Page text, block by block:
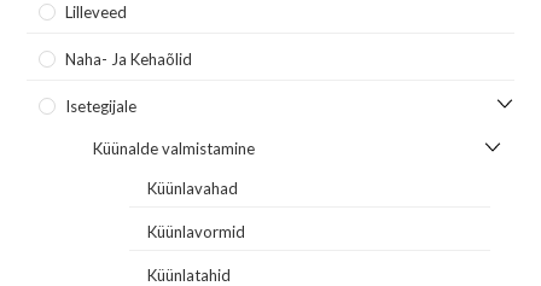
Lilleveed
Naha- Ja Kehaõlid
Isetegijale
Küünalde valmistamine
Küünlavahad
Küünlavormid
Küünlatahid